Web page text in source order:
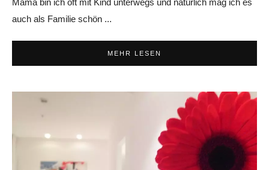
Mama bin ich oft mit Kind unterwegs und natürlich mag ich es
auch als Familie schön ...
MEHR LESEN